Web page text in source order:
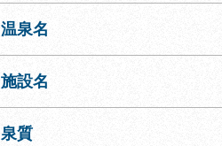
温泉名
施設名
泉質